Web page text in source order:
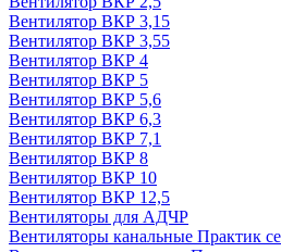
Вентилятор ВКР 3,15
Вентилятор ВКР 3,55
Вентилятор ВКР 4
Вентилятор ВКР 5
Вентилятор ВКР 5,6
Вентилятор ВКР 6,3
Вентилятор ВКР 7,1
Вентилятор ВКР 8
Вентилятор ВКР 10
Вентилятор ВКР 12,5
Вентиляторы для АДЧР
Вентиляторы канальные Практик